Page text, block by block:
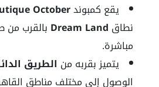
يقع كمبوندOctober
نطاق Dream Land بالقرب من
مباشرة.
يتميز بقربه من الطريق
الوصول إلى مختلف مناطق